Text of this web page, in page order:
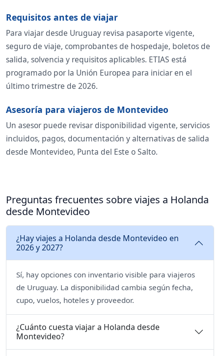
Requisitos antes de viajar
Para viajar desde Uruguay revisa pasaporte vigente,
seguro de viaje, comprobantes de hospedaje, boletos de
salida, solvencia y requisitos aplicables. ETIAS está
programado por la Unión Europea para iniciar en el
último trimestre de 2026.
Asesoría para viajeros de Montevideo
Un asesor puede revisar disponibilidad vigente, servicios
incluidos, pagos, documentación y alternativas de salida
desde Montevideo, Punta del Este o Salto.
Preguntas frecuentes sobre viajes a Holanda
desde Montevideo
¿Hay viajes a Holanda desde Montevideo en
2026 y 2027?
Sí, hay opciones con inventario visible para viajeros
de Uruguay. La disponibilidad cambia según fecha,
cupo, vuelos, hoteles y proveedor.
¿Cuánto cuesta viajar a Holanda desde
Montevideo?